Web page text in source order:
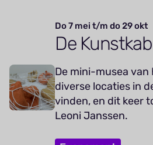
Do 7 mei t/m do 29 okt
De
De mini-musea van
diverse locaties in
vinden, en dit keer
Leoni Janssen.